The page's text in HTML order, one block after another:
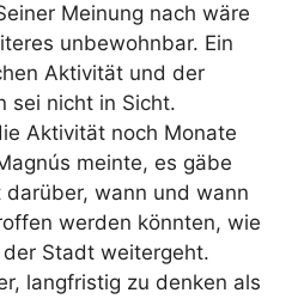
Meinung nach wäre
unbewohnbar. Ein
Aktivität und der
sei nicht in Sicht.
Aktivität noch Monate
meinte, es gäbe
wann und wann
werden könnten, wie
Stadt weitergeht.
langfristig zu denken als